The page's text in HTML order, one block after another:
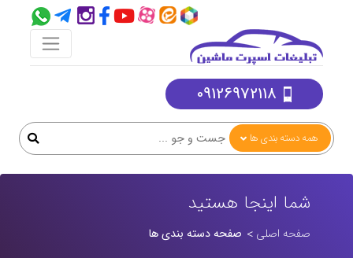
09126972118
همه دسته بندی ها
شما اینجا هستید
صفحه اصلی صفحه دسته بندی ها